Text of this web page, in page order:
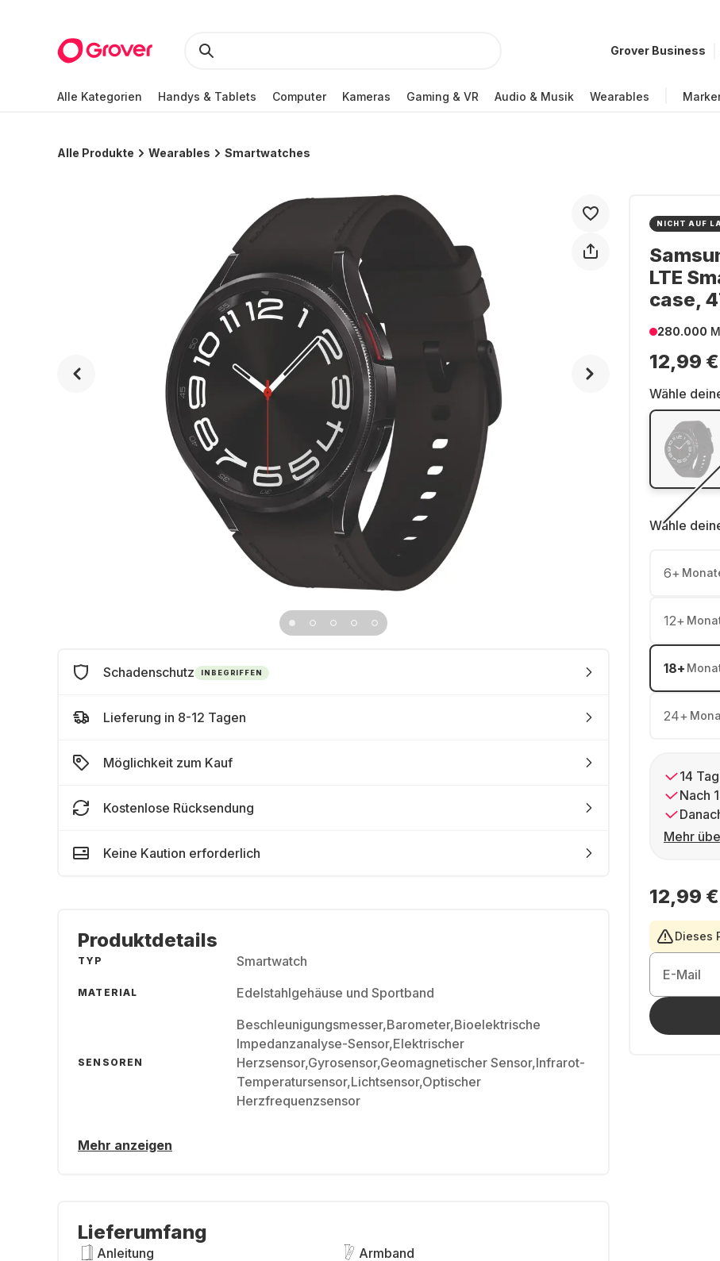
Grover Business
Alle Kategorien Handys & Tablets Computer Kameras Gaming & VR Audio & Musik Wearables
Alle Produkte Wearables Smartwatches
NICHT AUF
LTE
case,
280.000
12,99 €
Wähle
Wähle
6+
12+
18+
24+
14
Nach
Mehr
12,99 €
Dieses
E-Mail
Schadenschutz INBEGRIFFEN
Lieferung in 8-12 Tagen
Möglichkeit zum Kauf
Kostenlose Rücksendung
Keine Kaution erforderlich
Produktdetails
TYP Smartwatch
MATERIAL Edelstahlgehäuse und Sportband
SENSOREN
Beschleunigungsmesser,Barometer,Bioelektrische
Impedanzanalyse-Sensor,Elektrischer
Herzsensor,Gyrosensor,Geomagnetischer Sensor,Infrarot-
Temperatursensor,Lichtsensor,Optischer
Herzfrequenzsensor
Mehr anzeigen
Lieferumfang
Anleitung
Armband